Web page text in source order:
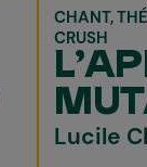
CHANT
CRUSH
Lucile